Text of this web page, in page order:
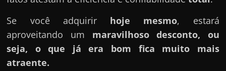
Se você adquirir hoje mesmo, estará
aproveitando um maravilhoso desconto, ou
seja, o que já era bom fica muito mais
atraente.